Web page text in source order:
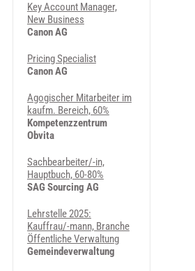
Key Account Manager,
New Business
Canon AG
Pricing Specialist
Canon AG
Agogischer Mitarbeiter im
kaufm. Bereich, 60%
Kompetenzzentrum
Obvita
Sachbearbeiter/-in,
Hauptbuch, 60-80%
SAG Sourcing AG
Lehrstelle 2025:
Kauffrau/-mann, Branche
Öffentliche Verwaltung
Gemeindeverwaltung